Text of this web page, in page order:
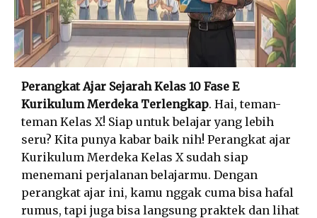
Perangkat Ajar Sejarah Kelas 10 Fase E
Kurikulum Merdeka Terlengkap. Hai, teman-
teman Kelas X! Siap untuk belajar yang lebih
seru? Kita punya kabar baik nih! Perangkat ajar
Kurikulum Merdeka Kelas X sudah siap
menemani perjalanan belajarmu. Dengan
perangkat ajar ini, kamu nggak cuma bisa hafal
rumus, tapi juga bisa langsung praktek dan lihat